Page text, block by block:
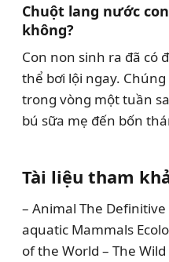
Chuột lang nước
không?
Con non sinh ra đã có
thể bơi lội ngay.
trong vòng một tuần
bú sữa mẹ đến bốn
Tài liệu tham
– Animal The Definitive
aquatic Mammals
of the World – The